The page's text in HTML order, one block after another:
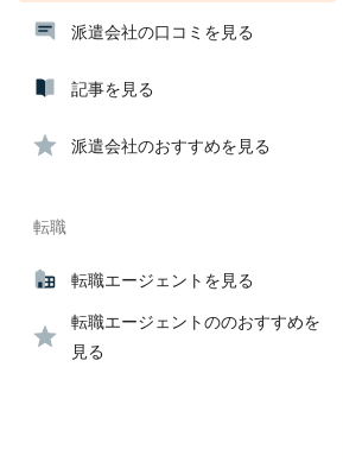
派遣会社の口コミを見る
記事を見る
派遣会社のおすすめを見る
転職
転職エージェントを見る
転職エージェントののおすすめを
見る